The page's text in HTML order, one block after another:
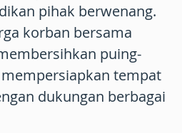
pihak berwenang.
korban bersama
puing-
tempat
dukungan berbagai